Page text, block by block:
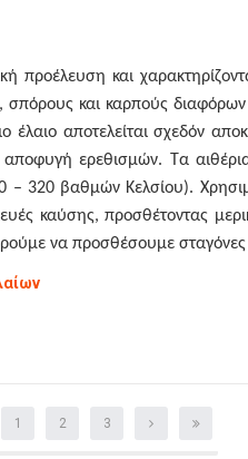
προέλευση και
σπόρους και καρπούς
έλαιο αποτελείται σχεδόν
ερεθισμών. Τα
320 βαθμών Κελσίου).
καύσης, προσθέτοντας
να προσθέσουμε
1 2 3